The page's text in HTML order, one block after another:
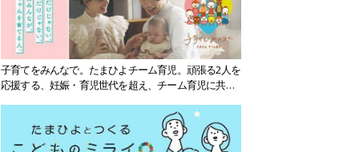
子育てをみんなで。たまひよチーム育児。頑張る2人を
応援する、妊娠・育児世代を超え、チーム育児に共感